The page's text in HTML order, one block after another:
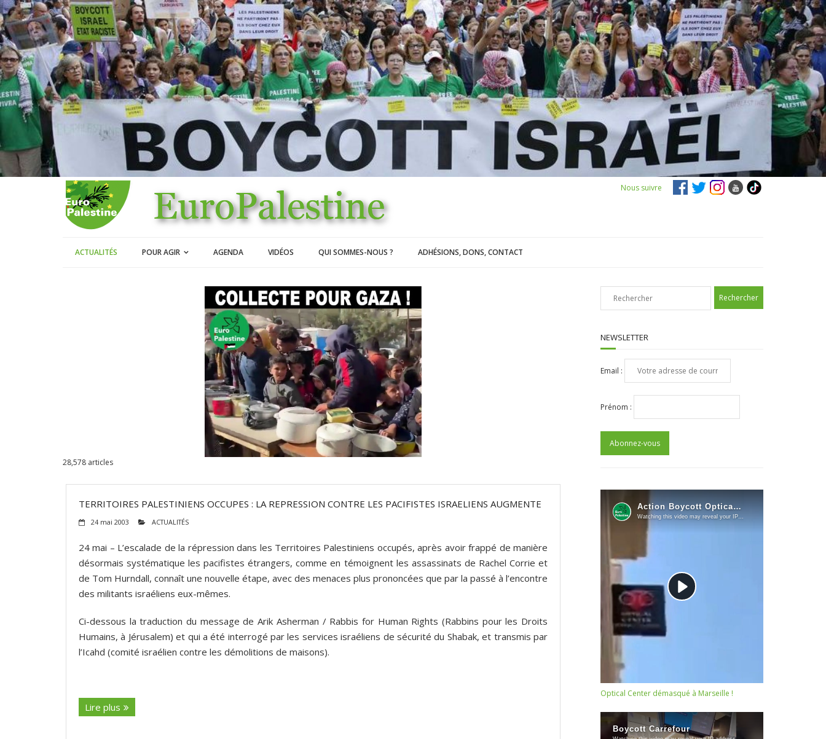
Nous suivre
ACTUALITÉS POUR AGIR AGENDA VIDÉOS QUI SOMMES-NOUS ? ADHÉSIONS, DONS, CONTACT
28,578 articles
TERRITOIRES PALESTINIENS OCCUPES : LA REPRESSION CONTRE LES PACIFISTES ISRAELIENS AUGMENTE
24 mai 2003 ACTUALITÉS
24 mai – L’escalade de la répression dans les Territoires Palestiniens occupés, après avoir frappé de manière
désormais systématique les pacifistes étrangers, comme en témoignent les assassinats de Rachel Corrie et
de Tom Hurndall, connaît une nouvelle étape, avec des menaces plus prononcées que par la passé à l’encontre
des militants israéliens eux-mêmes.
Ci-dessous la traduction du message de Arik Asherman / Rabbis for Human Rights (Rabbins pour les Droits
Humains, à Jérusalem) et qui a été interrogé par les services israéliens de sécurité du Shabak, et transmis par
l’Icahd (comité israélien contre les démolitions de maisons).
Lire plus
NEWSLETTER
Email :
Prénom :
Optical Center démasqué à Marseille !